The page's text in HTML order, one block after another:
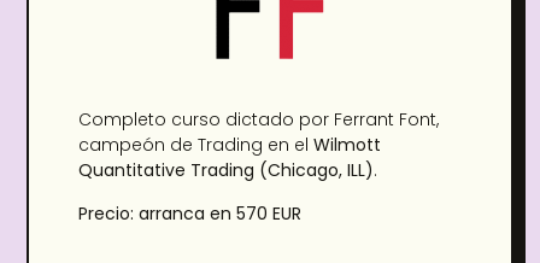
Completo curso dictado por Ferrant Font,
campeón de Trading en el Wilmott
Quantitative Trading (Chicago, ILL).
Precio: arranca en 570 EUR